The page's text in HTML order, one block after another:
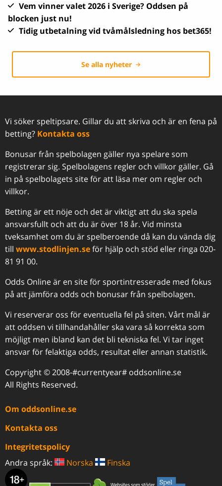
Vem vinner valet 2026 i Sverige? Oddsen på
blocken just nu!
Tidig utbetalning vid tvåmålsledning hos bet365!
Se alla nyheter
Vi söker speltipsare. Gillar du att skriva och är en fena på
betting? Kontakta oss
Bonusar från spelbolagen gäller nya spelare som
registrerar sig. Spelbolagens regler och villkor gäller. Gå
in på spelbolagets site för att läsa mer om regler och
villkor.
Betting är ett nöje och det är viktigt att du ska spela
ansvarsfullt och att du är över 18 år. Vid minsta
tveksamhet om du är spelberoende då kan du vända dig
till www.stodlinjen.seför hjälp och stöd eller ringa 020-
81 91 00.
Odds Online är en site för sportintresserade med fokus
på att jämföra odds och bonusar från spelbolagen.
Vi reserverar oss för eventuella fel på siten. Vårt mål är
att oddsen vi tillhandahåller ska vara så korrekta som
möjligt men ibland kan det bli tekniska fel. Vi tar inget
ansvar för felaktiga odds, resultat eller annan statistik.
Copyright © 2008-#currentyear# oddsonline.se
All Rights Reserved.
Om oddsonline.se
Kontakta oss
Integritetspolicy
Andra språk:
Norska Finska